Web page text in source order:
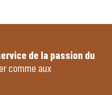
de la passion du
comme aux